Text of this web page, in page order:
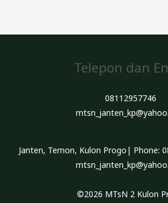
Telepon dan
08112957746
Janten, Temon, Kulon Progo| Phone:
©2026 MTsN 2 Kulon